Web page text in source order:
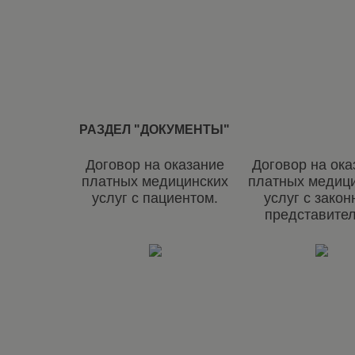
РАЗДЕЛ "ДОКУМЕНТЫ"
Договор на оказание
платных медицинских
услуг с пациентом.
Договор на
платных
услуг с